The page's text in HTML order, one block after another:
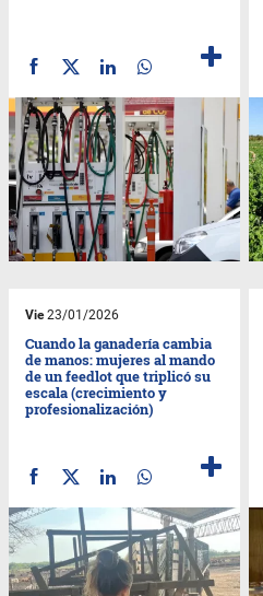
Vie23/01/2026
Cuando la ganadería cambia
de manos: mujeres al mando
de un feedlot que triplicó su
escala (crecimiento y
profesionalización)